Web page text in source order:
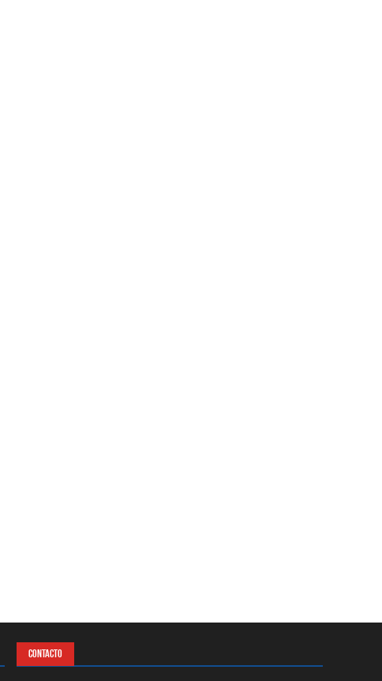
CONTACTO